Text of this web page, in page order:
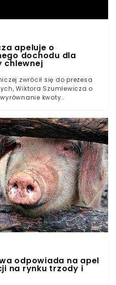
apeluje o
dochodu dla
chlewnej
zwrócił się do prezesa
Wiktora Szumlewicza o
kwoty
w ostatnim kwartale
odpowiada na apel
na rynku trzody i